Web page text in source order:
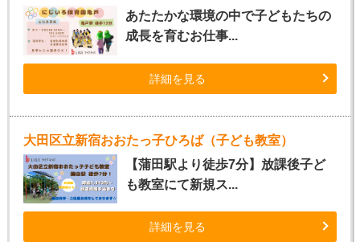
あたたかな環境の中で子どもたちの
成長を育むお仕事...
詳細を見る
大田区立新宿おおたっ子ひろば（子ども教室）
【蒲田駅より徒歩7分】放課後子ど
も教室にて新規ス...
詳細を見る